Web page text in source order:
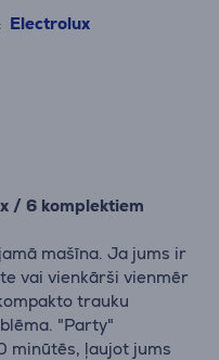
Electrolux
/ 6 komplektiem
mašīna. Ja jums ir
vai vienkārši vienmēr
trauku
"Party"
minūtēs, ļaujot jums